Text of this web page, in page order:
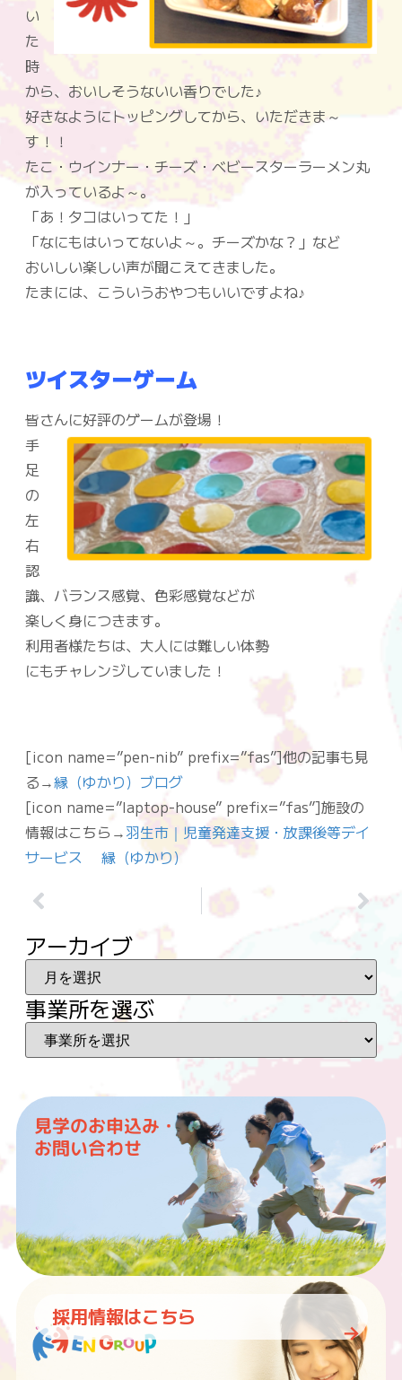
い
た
時
から、おいしそうないい香りでした♪
好きなようにトッピングしてから、いただきま～
す！！
たこ・ウインナー・チーズ・ベビースターラーメン丸
が入っているよ～。
「あ！タコはいってた！」
「なにもはいってないよ～。チーズかな？」など
おいしい楽しい声が聞こえてきました。
たまには、こういうおやつもいいですよね♪
ツイスターゲーム
皆さんに好評のゲームが登場！
手
足
の
左
右
認
識、バランス感覚、色彩感覚などが
楽しく身につきます。
利用者様たちは、大人には難しい体勢
にもチャレンジしていました！
[icon name=”pen-nib” prefix=”fas”]他の記事も見
る→縁（ゆかり）ブログ
[icon name=”laptop-house” prefix=”fas”]施設の
情報はこちら→羽生市｜児童発達支援・放課後等デイ
サービス 縁（ゆかり）
アーカイブ
事業所を選ぶ
見学のお申込み・
お問い合わせ
採用情報はこちら